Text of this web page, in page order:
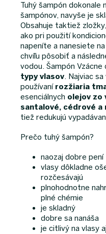
Tuhý šampón dokonale
šampónov, navyše je
Obsahuje taktiež
ako pri použití
napeníte a nanesiete
chvíľu pôsobiť a
vodou. Šampón Vzácne
typy vlasov. Najviac
používaní rozžiaria
esenciálnych olejov zo
santalové, cédrové a
tiež redukujú
Prečo tuhý šampón?
naozaj dobre pení
vlasy dôkladne
rozčesávajú
plnohodnotne
plné chémie
je skladný
dobre sa nanáša
je citlivý na vlasy